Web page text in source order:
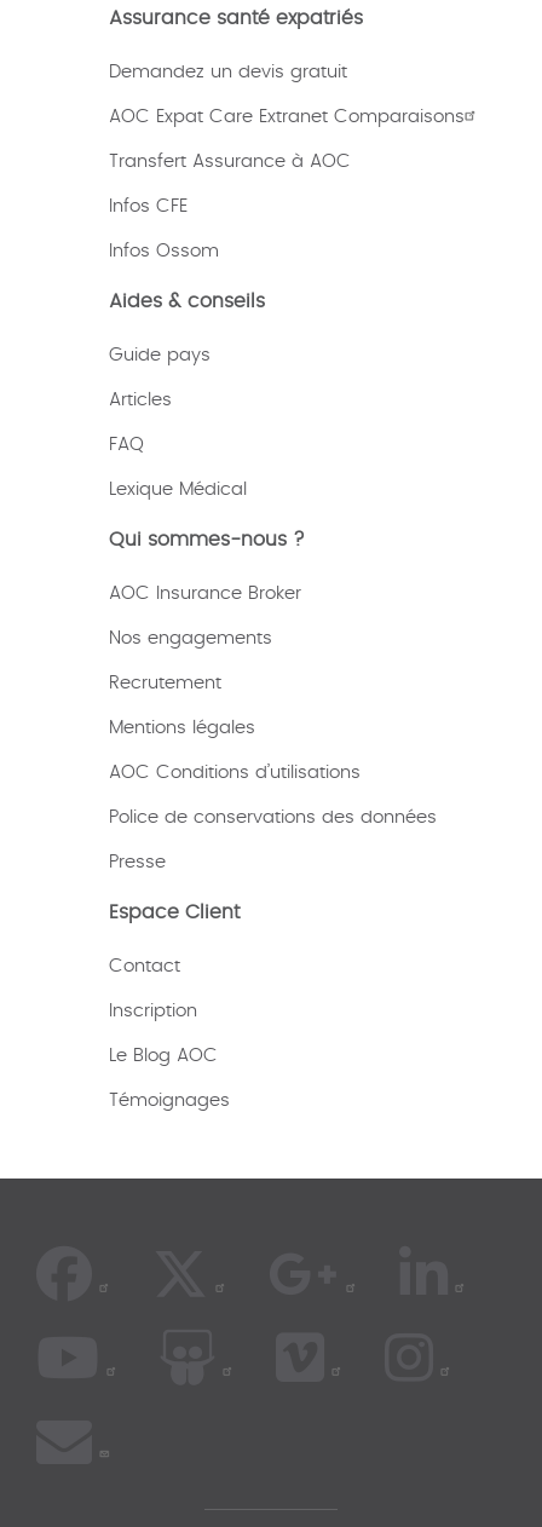
Assurance santé expatriés
Demandez un devis gratuit
AOC Expat Care Extranet Comparaisons
Transfert Assurance à AOC
Infos CFE
Infos Ossom
Aides & conseils
Guide pays
Articles
FAQ
Lexique Médical
Qui sommes-nous ?
AOC Insurance Broker
Nos engagements
Recrutement
Mentions légales
AOC Conditions d’utilisations
Police de conservations des données
Presse
Espace Client
Contact
Inscription
Le Blog AOC
Témoignages